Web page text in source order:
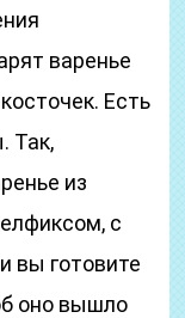
варенье
Есть
Так,
из
с
вы готовите
оно вышло